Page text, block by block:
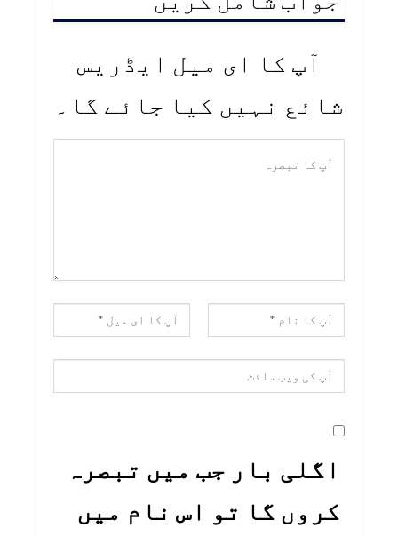
آپ کا ای میل ایڈریس
شائع نہیں کیا جائے گا۔
اگلی بار جب میں تبصرہ
کروں گا تو اس نام میں